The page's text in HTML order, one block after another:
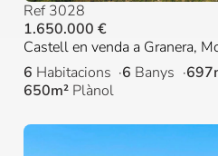
Ref 3028
1.650.000 €
Castell en venda a Granera,
6 Habitacions 6 Banys
650m² Plànol